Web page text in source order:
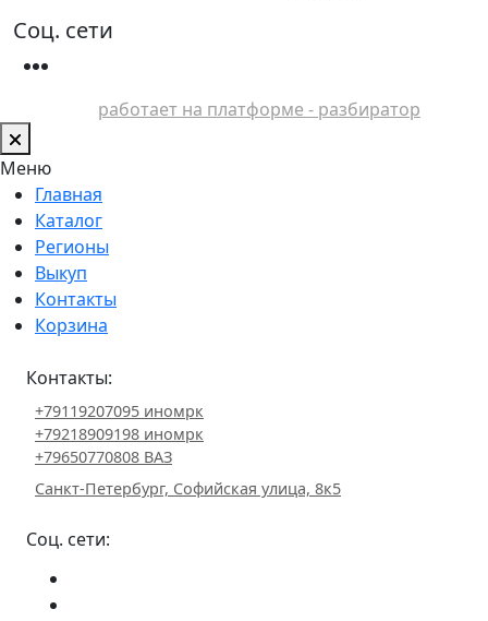
Соц. сети
работает на платформе - разбиратор
Меню
Главная
Каталог
Регионы
Выкуп
Контакты
Корзина
Контакты:
+79119207095 иномрк
+79218909198 иномрк
+79650770808 ВАЗ
Санкт-Петербург, Софийская улица, 8к5
Соц. сети: